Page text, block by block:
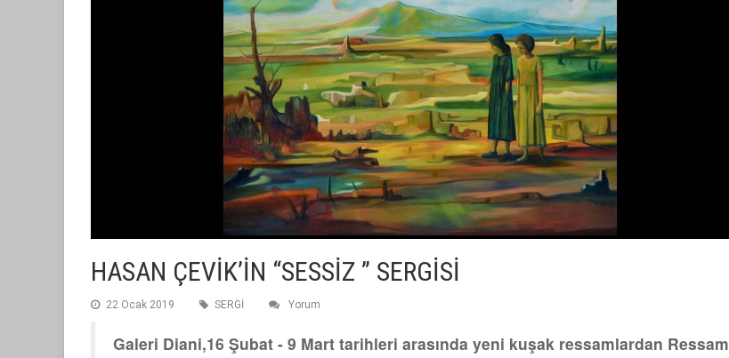
HASAN ÇEVİK’İN “SESSİZ ” SERGİSİ
22 Ocak 2019 SERGİ Yorum
Galeri Diani,16 Şubat - 9 Mart tarihleri arasında yeni kuşak ressamlardan Ressam